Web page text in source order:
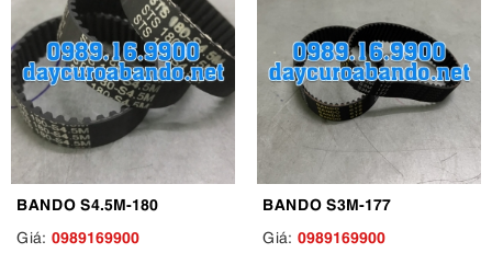
BANDO S4.5M-180
Giá: 0989169900
BANDO S3M-177
Giá: 0989169900